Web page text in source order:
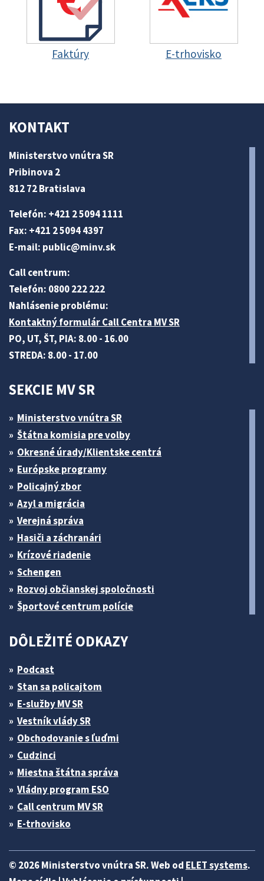
Faktúry E-trhovisko
KONTAKT
Ministerstvo vnútra SR
Pribinova 2
812 72 Bratislava
Telefón: +421 2 5094 1111
Fax: +421 2 5094 4397
E-mail: public@minv.sk
Call centrum:
Telefón: 0800 222 222
Nahlásenie problému:
Kontaktný formulár Call Centra MV SR
PO, UT, ŠT, PIA: 8.00 - 16.00
STREDA: 8.00 - 17.00
SEKCIE MV SR
Ministerstvo vnútra SR
Štátna komisia pre volby
Okresné úrady/Klientske centrá
Európske programy
Policajný zbor
Azyl a migrácia
Verejná správa
Hasiči a záchranári
Krízové riadenie
Schengen
Rozvoj občianskej spoločnosti
Športové centrum polície
DÔLEŽITÉ ODKAZY
Podcast
Stan sa policajtom
E-služby MV SR
Vestník vlády SR
Obchodovanie s ľuďmi
Cudzinci
Miestna štátna správa
Vládny program ESO
Call centrum MV SR
E-trhovisko
© 2026 Ministerstvo vnútra SR. Web od ELET systems.